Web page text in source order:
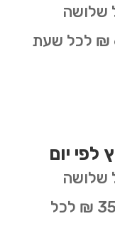
שלושה
אנשים) ינוע בין 300 – 600 ₪ לכל שעת
לפי יום
שלושה
אנשים) ינוע בין 1500 – 3500 ₪ לכל